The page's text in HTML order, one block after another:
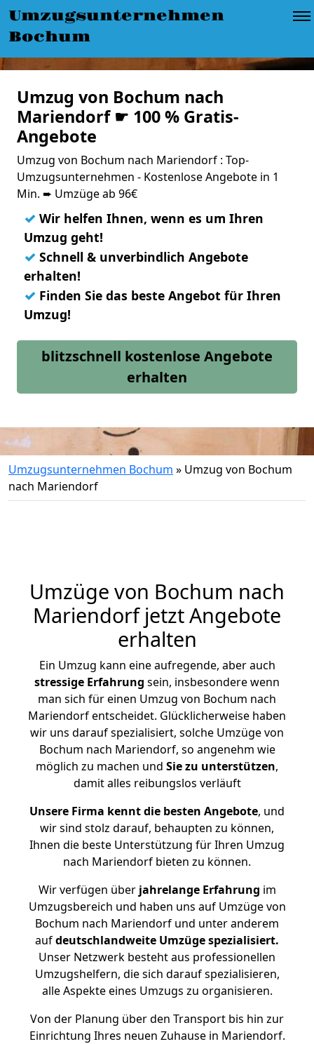
Umzugsunternehmen
Bochum
Umzug von Bochum nach
Mariendorf ☛ 100 % Gratis-
Angebote
Umzug von Bochum nach Mariendorf : Top-
Umzugsunternehmen - Kostenlose Angebote in 1
Min. ➨ Umzüge ab 96€
✓ Wir helfen Ihnen, wenn es um Ihren
Umzug geht!
✓ Schnell & unverbindlich Angebote
erhalten!
✓ Finden Sie das beste Angebot für Ihren
Umzug!
blitzschnell kostenlose Angebote
erhalten
Umzugsunternehmen Bochum » Umzug von Bochum
nach Mariendorf
Umzüge von Bochum nach
Mariendorf jetzt Angebote
erhalten
Ein Umzug kann eine aufregende, aber auch
stressige Erfahrung sein, insbesondere wenn
man sich für einen Umzug von Bochum nach
Mariendorf entscheidet. Glücklicherweise haben
wir uns darauf spezialisiert, solche Umzüge von
Bochum nach Mariendorf, so angenehm wie
möglich zu machen und Sie zu unterstützen,
damit alles reibungslos verläuft
Unsere Firma kennt die besten Angebote, und
wir sind stolz darauf, behaupten zu können,
Ihnen die beste Unterstützung für Ihren Umzug
nach Mariendorf bieten zu können.
Wir verfügen überjahrelange Erfahrung im
Umzugsbereich und haben uns auf Umzüge von
Bochum nach Mariendorf und unter anderem
aufdeutschlandweite Umzüge spezialisiert.
Unser Netzwerk besteht aus professionellen
Umzugshelfern, die sich darauf spezialisieren,
alle Aspekte eines Umzugs zu organisieren.
Von der Planung über den Transport bis hin zur
Einrichtung Ihres neuen Zuhause in Mariendorf.